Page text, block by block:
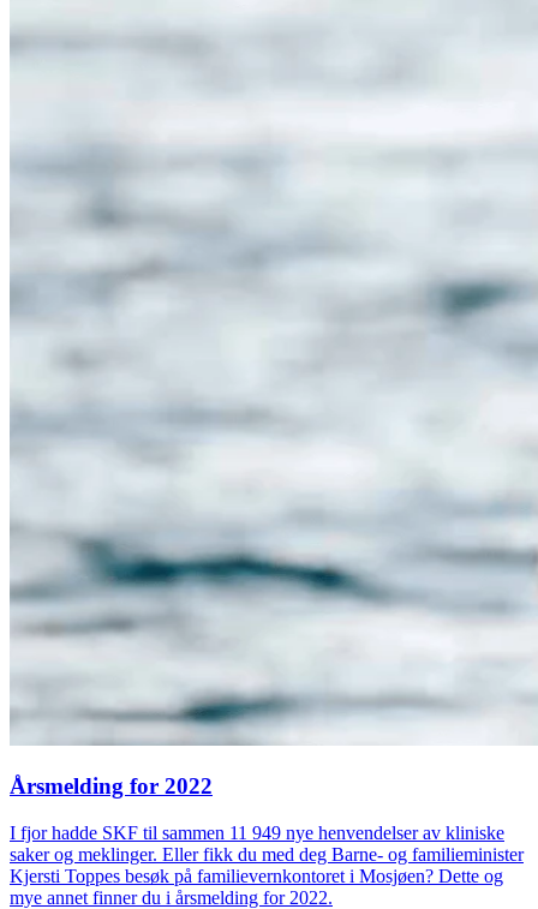
Årsmelding for 2022
I fjor hadde SKF til sammen 11 949 nye henvendelser av kliniske
saker og meklinger. Eller fikk du med deg Barne- og familieminister
Kjersti Toppes besøk på familievernkontoret i Mosjøen? Dette og
mye annet finner du i årsmelding for 2022.